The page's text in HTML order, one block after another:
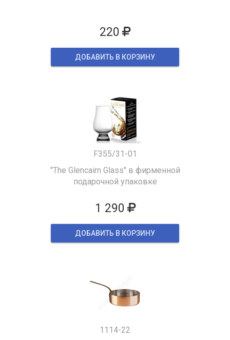
220
ДОБАВИТЬ В КОРЗИНУ
F355/31-01
"The Glencairn Glass" в фирменной
подарочной упаковке
1 290
ДОБАВИТЬ В КОРЗИНУ
1114-22